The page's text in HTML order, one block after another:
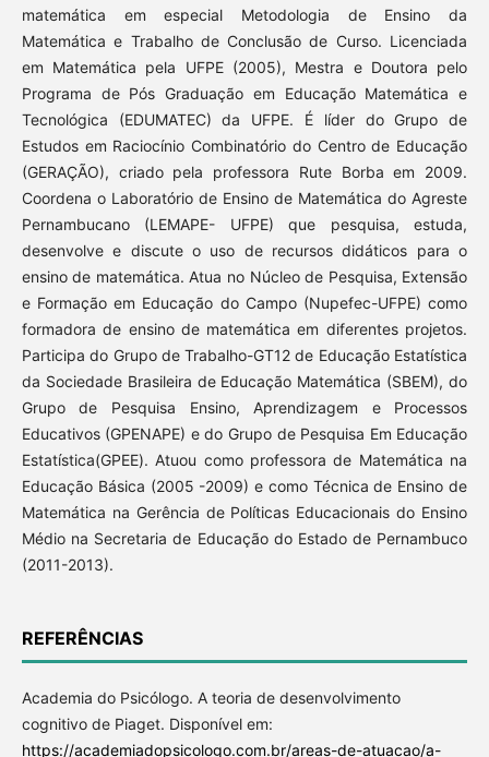
matemática em especial Metodologia de Ensino da
Matemática e Trabalho de Conclusão de Curso. Licenciada
em Matemática pela UFPE (2005), Mestra e Doutora pelo
Programa de Pós Graduação em Educação Matemática e
Tecnológica (EDUMATEC) da UFPE. É líder do Grupo de
Estudos em Raciocínio Combinatório do Centro de Educação
(GERAÇÃO), criado pela professora Rute Borba em 2009.
Coordena o Laboratório de Ensino de Matemática do Agreste
Pernambucano (LEMAPE- UFPE) que pesquisa, estuda,
desenvolve e discute o uso de recursos didáticos para o
ensino de matemática. Atua no Núcleo de Pesquisa, Extensão
e Formação em Educação do Campo (Nupefec-UFPE) como
formadora de ensino de matemática em diferentes projetos.
Participa do Grupo de Trabalho-GT12 de Educação Estatística
da Sociedade Brasileira de Educação Matemática (SBEM), do
Grupo de Pesquisa Ensino, Aprendizagem e Processos
Educativos (GPENAPE) e do Grupo de Pesquisa Em Educação
Estatística(GPEE). Atuou como professora de Matemática na
Educação Básica (2005 -2009) e como Técnica de Ensino de
Matemática na Gerência de Políticas Educacionais do Ensino
Médio na Secretaria de Educação do Estado de Pernambuco
(2011-2013).
REFERÊNCIAS
Academia do Psicólogo. A teoria de desenvolvimento
cognitivo de Piaget. Disponível em:
https://academiadopsicologo.com.br/areas-de-atuacao/a-